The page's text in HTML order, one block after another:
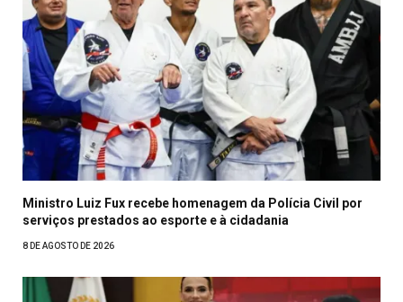
Ministro Luiz Fux recebe homenagem da Polícia Civil por
serviços prestados ao esporte e à cidadania
8 DE AGOSTO DE 2026